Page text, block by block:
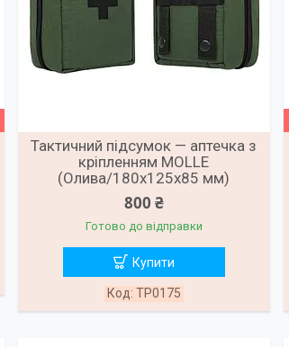
Тактичний підсумок — аптечка з
кріпленням MOLLE
(Олива/180х125х85 мм)
800 ₴
Готово до відправки
Купити
TP0175